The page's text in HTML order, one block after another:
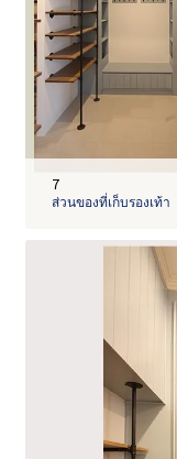
7
ส่วนของที่เก็บรองเท้า